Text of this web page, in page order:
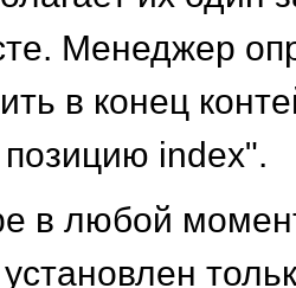
Менеджер
в конец
index".
в любой